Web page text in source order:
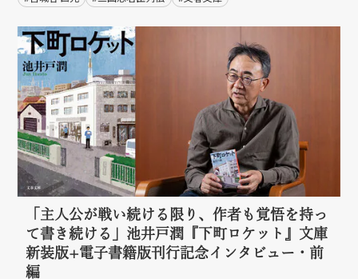
「主人公が戦い続ける限り、作者も覚悟を持っ
て書き続ける」池井戸潤『下町ロケット』文庫
新装版+電子書籍版刊行記念インタビュー・前
編